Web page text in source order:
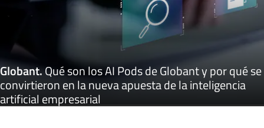
Globant.Qué son los AI Pods de Globant y por qué se
convirtieron en la nueva apuesta de la inteligencia
artificial empresarial